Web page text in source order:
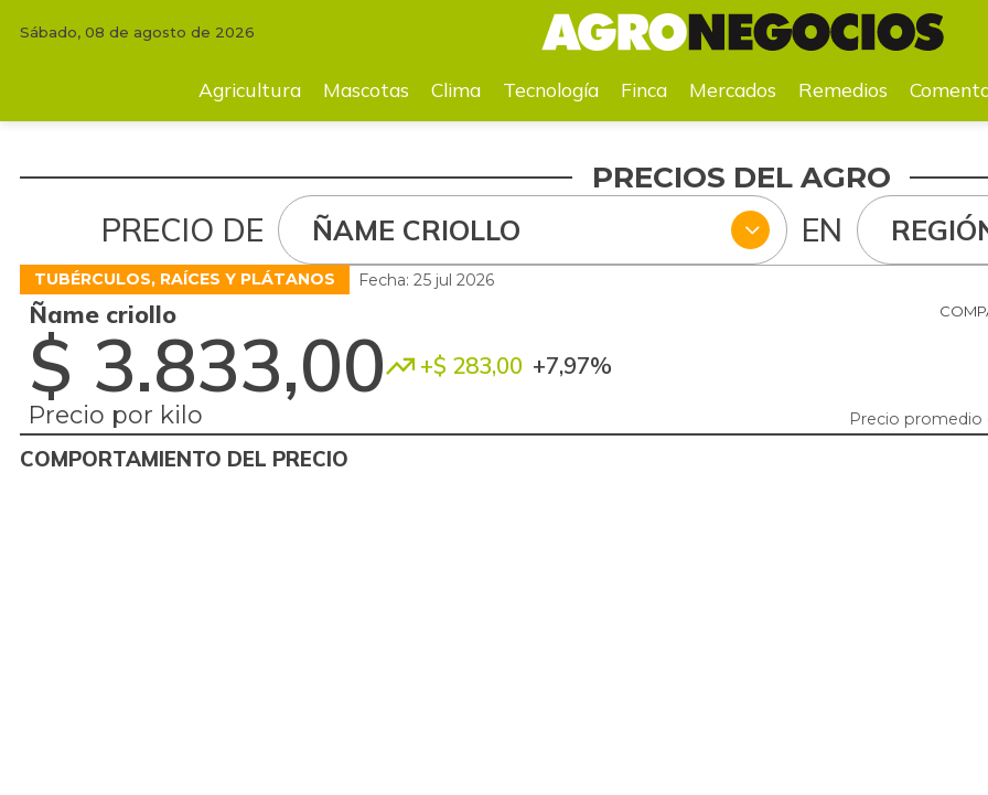
Mascotas Clima Tecnología Mercados Remedios Comentarios Agenda
Sábado, 08 de agosto de 2026
Agricultura Mascotas Clima Tecnología Finca Mercados Remedios
PRECIOS DEL AGRO
PRECIO DE ÑAME CRIOLLO EN
TUBÉRCULOS, RAÍCES Y PLÁTANOS Fecha: 25 jul 2026
Ñame criollo
$ 3.833,00 +$ 283,00 +7,97%
Precio por kilo
Precio promedio
COMPORTAMIENTO DEL PRECIO